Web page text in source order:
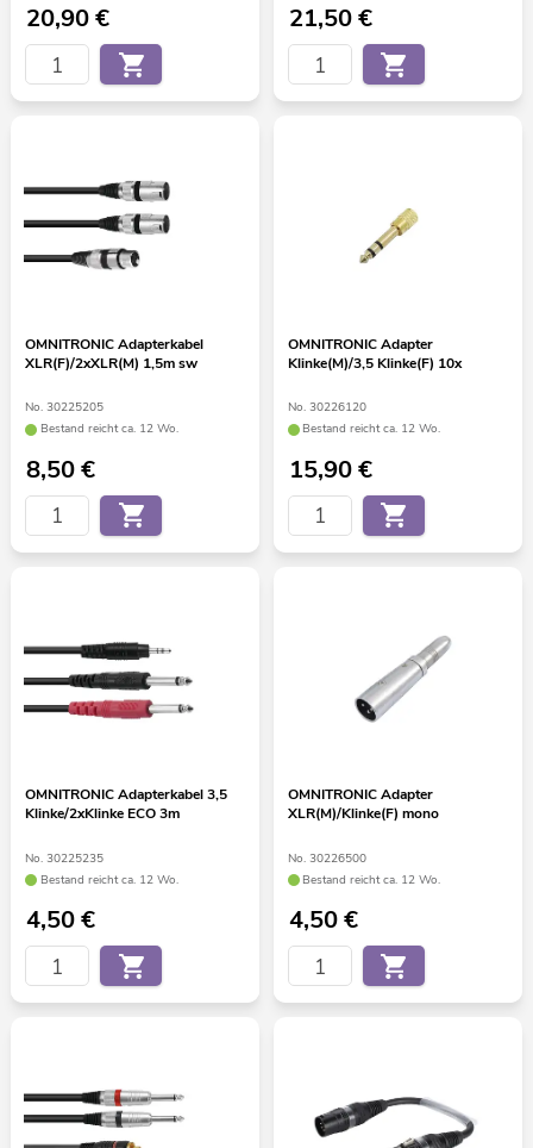
20,90€ 21,50€
OMNITRONIC Adapterkabel
XLR(F)/2xXLR(M) 1,5m sw
No. 30225205
Bestand reicht ca. 12 Wo.
8,50€
OMNITRONIC Adapter
Klinke(M)/3,5 Klinke(F) 10x
No. 30226120
Bestand reicht ca. 12 Wo.
15,90€
OMNITRONIC Adapterkabel 3,5
Klinke/2xKlinke ECO 3m
No. 30225235
Bestand reicht ca. 12 Wo.
4,50€
OMNITRONIC Adapter
XLR(M)/Klinke(F) mono
No. 30226500
Bestand reicht ca. 12 Wo.
4,50€